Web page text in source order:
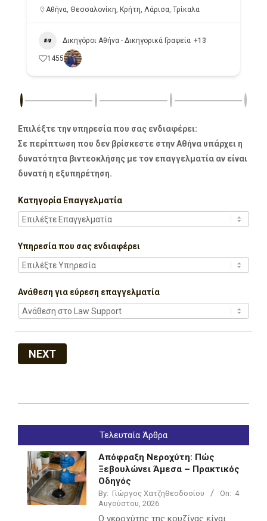
Αθήνα, Θεσσαλονίκη, Κρήτη, Λάρισα, Τρίκαλα
Δικηγόροι Αθήνα - Δικηγορικά Γραφεία +13
1455
Επιλέξτε την υπηρεσία που σας ενδιαφέρει:
Σε περίπτωση που δεν βρίσκεστε στην Αθήνα υπάρχει η
δυνατότητα βιντεοκλήσης με τον επαγγελματία αν είναι
δυνατή η εξυπηρέτηση.
Κατηγορία Επαγγελματία
Υπηρεσία που σας ενδιαφέρει
Ανάθεση για εύρεση επαγγελματία
NEXT
07-
Τελευταία Άρθρα
Απόφραξη Νεροχύτη: Πώς
Ξεβουλώνει Άμεσα – Πρακτικός
Οδηγός
By: Γιώργος Χατζηθεοδοσίου On: 4
Αυγούστου, 2026
Ο νεροχύτης της κουζίνας είναι